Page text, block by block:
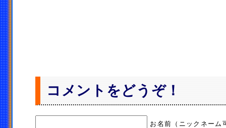
コメントをどうぞ！
お名前（ニックネーム